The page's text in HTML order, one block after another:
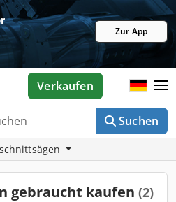
Zur App
Suchen
Verkaufen
gebraucht kaufen (2)